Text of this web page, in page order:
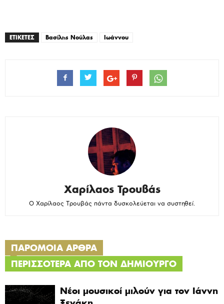
ΕΤΙΚΕΤΕΣ Βασίλης Νούλας Ιωάννου
Χαρίλαος Τρουβάς
Ο Χαρίλαος Τρουβάς πάντα δυσκολεύεται να συστηθεί.
ΠΑΡΟΜΟΙΑ ΑΡΘΡΑ
ΠΕΡΙΣΣΟΤΕΡΑ ΑΠΟ ΤΟΝ ΔΗΜΙΟΥΡΓΟ
Νέοι μουσικοί μιλούν για τον Ιάννη